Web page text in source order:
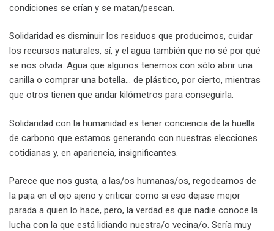
condiciones se crían y se matan/pescan.
Solidaridad es disminuir los residuos que producimos, cuidar
los recursos naturales, sí, y el agua también que no sé por qué
se nos olvida. Agua que algunos tenemos con sólo abrir una
canilla o comprar una botella… de plástico, por cierto, mientras
que otros tienen que andar kilómetros para conseguirla.
Solidaridad con la humanidad es tener conciencia de la huella
de carbono que estamos generando con nuestras elecciones
cotidianas y, en apariencia, insignificantes.
Parece que nos gusta, a las/os humanas/os, regodearnos de
la paja en el ojo ajeno y criticar como si eso dejase mejor
parada a quien lo hace, pero, la verdad es que nadie conoce la
lucha con la que está lidiando nuestra/o vecina/o. Sería muy